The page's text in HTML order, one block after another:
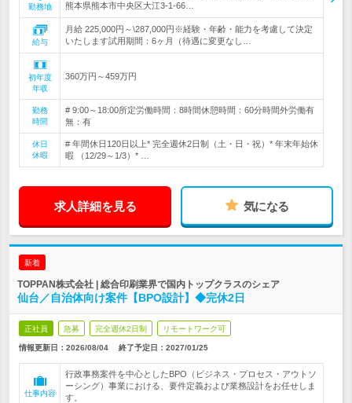
勤務地
熊本県熊本市中央区大江3-1-66…
給与
月給 225,000円～\287,000円※経験・年齢・能力を考慮して決定
いたします試用期間：6ヶ月（待遇に変更なし…
初年度
年収
360万円～459万円
勤務
時間
# 9:00～18:00所定労働時間：8時間休憩時間：60分時間外労働有
無：有
休日
休暇
# 年間休日120日以上* 完全週休2日制（土・日・祝）* 年末年始休
暇 （12/29～1/3）* …
求人詳細を見る 気になる
新着
TOPPAN株式会社 | 総合印刷業界で国内トップクラスのシェア
仙台／自治体向け案件【BPO設計】◆完休2日
正社員 急募 完全週休2日制 リモートワーク可
情報更新日：2026/08/04 終了予定日： 2027/01/25
仕事内容
行政事務案件を中心としたBPO（ビジネス・プロセス・アウトソ
ーシング）事業における、要件定義および業務設計をお任せしま
す。